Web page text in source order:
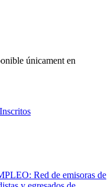
únicament en
Red de emisoras de